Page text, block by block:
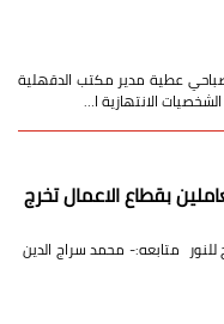
عطية مدير مكتب الدقهلية
الانتهازية ا…
بقطاع الاعمال تخرج
للنور متابعه:- محمد سراج الدين